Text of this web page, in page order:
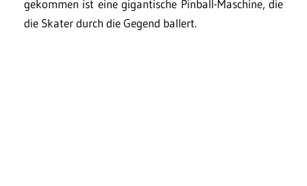
gekommen ist eine gigantische Pinball-Maschine, die
die Skater durch die Gegend ballert.